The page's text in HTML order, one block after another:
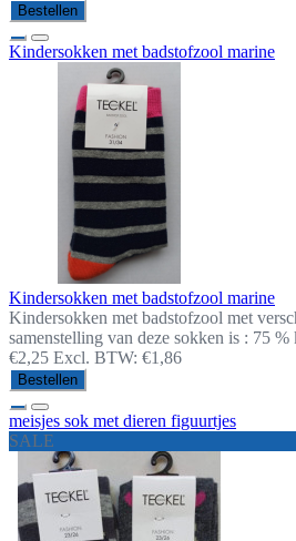
Bestellen
Kindersokken met badstofzool marine
Kindersokken met badstofzool marine
Kindersokken met badstofzool met
samenstelling van deze sokken is : 75 %
€2,25 Excl. BTW: €1,86
Bestellen
meisjes sok met dieren figuurtjes
SALE